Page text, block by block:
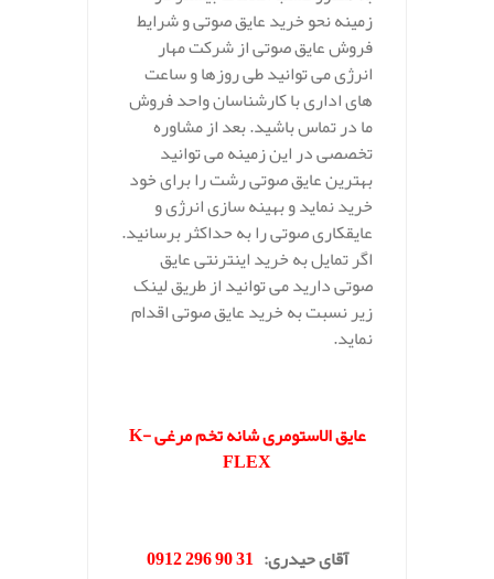
زمینه نحو خرید عایق صوتی و شرایط
فروش عایق صوتی از شرکت مهار
انرژی می توانید طی روزها و ساعت
های اداری با کارشناسان واحد فروش
ما در تماس باشید. بعد از مشاوره
تخصصی در این زمینه می توانید
بهترین عایق صوتی رشت را برای خود
خرید نماید و بهینه سازی انرژی و
عایقکاری صوتی را به حداکثر برسانید.
اگر تمایل به خرید اینترنتی عایق
صوتی دارید می توانید از طریق لینک
زیر نسبت به خرید عایق صوتی اقدام
نماید.
عایق الاستومری شانه تخم مرغیK-
FLEX
آقای حیدری:
31 90 296 0912